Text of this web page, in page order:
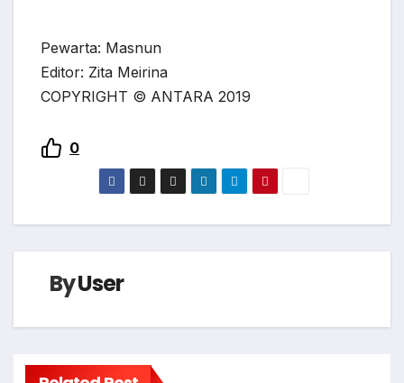
Pewarta: Masnun
Editor: Zita Meirina
COPYRIGHT © ANTARA 2019
0
ByUser